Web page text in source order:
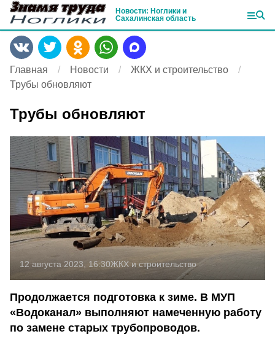
Новости: Ноглики и
Сахалинская область
Главная Новости
ЖКХ и строительство
Трубы обновляют
Трубы обновляют
12 августа 2023, 16:30ЖКХ и строительство
Продолжается подготовка к зиме. В МУП
«Водоканал» выполняют намеченную работу
по замене старых трубопроводов.